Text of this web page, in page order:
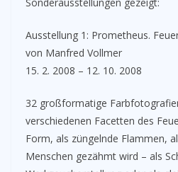
Ausstellung 1: Prometheus.
von Manfred Vollmer
15. 2. 2008 – 12. 10. 2008
32 großformatige
verschiedenen Facetten des
Form, als züngelnde Flammen,
Menschen gezähmt wird – als